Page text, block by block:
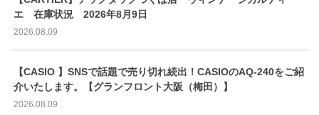
エ 在庫状況 2026年8月9日
2026.08.09
【CASIO 】SNSで話題で売り切れ続出！CASIOのAQ-240をご紹
介いたします。【グランフロント大阪（梅田）】
2026.08.09